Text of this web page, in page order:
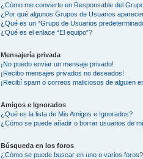
¿Cómo me convierto en Responsable del
¿Por qué algunos Grupos de Usuarios
¿Qué es un “Grupo de Usuarios
¿Qué es el enlace “El equipo”?
Mensajería privada
¡No puedo enviar un mensaje privado!
¡Recibo mensajes privados no deseados!
¡Recibí spam o correos maliciosos de alguien
Amigos e Ignorados
¿Qué es la lista de Mis Amigos e Ignorados?
¿Cómo se puede añadir o borrar usuarios de
Búsqueda en los foros
¿Cómo se puede buscar en uno o varios foros?